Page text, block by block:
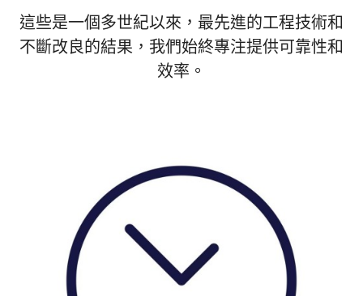
這些是一個多世紀以來，最先進的工程技術和
不斷改良的結果，我們始終專注提供可靠性和
效率。